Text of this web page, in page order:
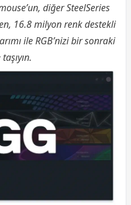
diğer SteelSeries
16.8 milyon renk destekli
ile RGB’nizi bir sonraki